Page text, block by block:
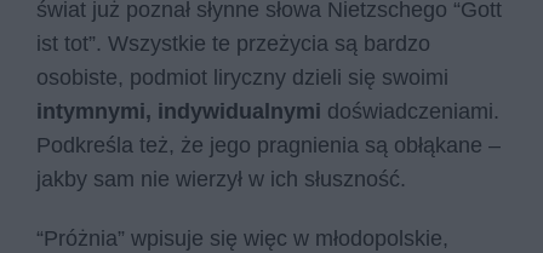
świat już poznał słynne słowa Nietzschego “Gott
ist tot”. Wszystkie te przeżycia są bardzo
osobiste, podmiot liryczny dzieli się swoimi
intymnymi, indywidualnymi doświadczeniami.
Podkreśla też, że jego pragnienia są obłąkane –
jakby sam nie wierzył w ich słuszność.
“Próżnia” wpisuje się więc w młodopolskie,